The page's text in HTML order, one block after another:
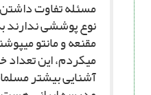
مسئله تفاوت
نوع پوششى ندارند
مقنعه و مانتو
مى‏کردم، این
آشنایى بیشتر